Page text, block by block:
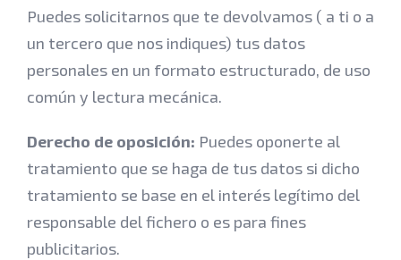
Puedes solicitarnos que te devolvamos ( a ti o a
un tercero que nos indiques) tus datos
personales en un formato estructurado, de uso
común y lectura mecánica.
Derecho de oposición: Puedes oponerte al
tratamiento que se haga de tus datos si dicho
tratamiento se base en el interés legítimo del
responsable del fichero o es para fines
publicitarios.